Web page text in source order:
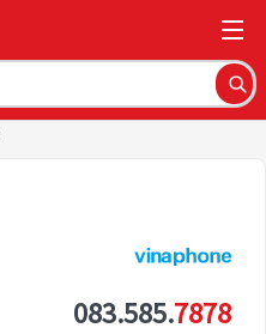
083.585.7878